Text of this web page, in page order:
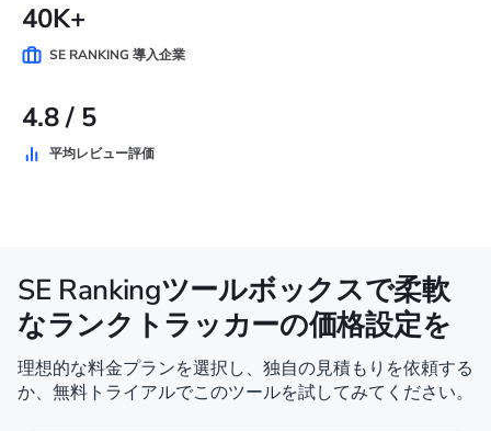
40K+
SE RANKING 導入企業
4.8 / 5
平均レビュー評価
SE Rankingツールボックスで柔軟
なランクトラッカーの価格設定を
理想的な料金プランを選択し、独自の見積もりを依頼する
か、無料トライアルでこのツールを試してみてください。